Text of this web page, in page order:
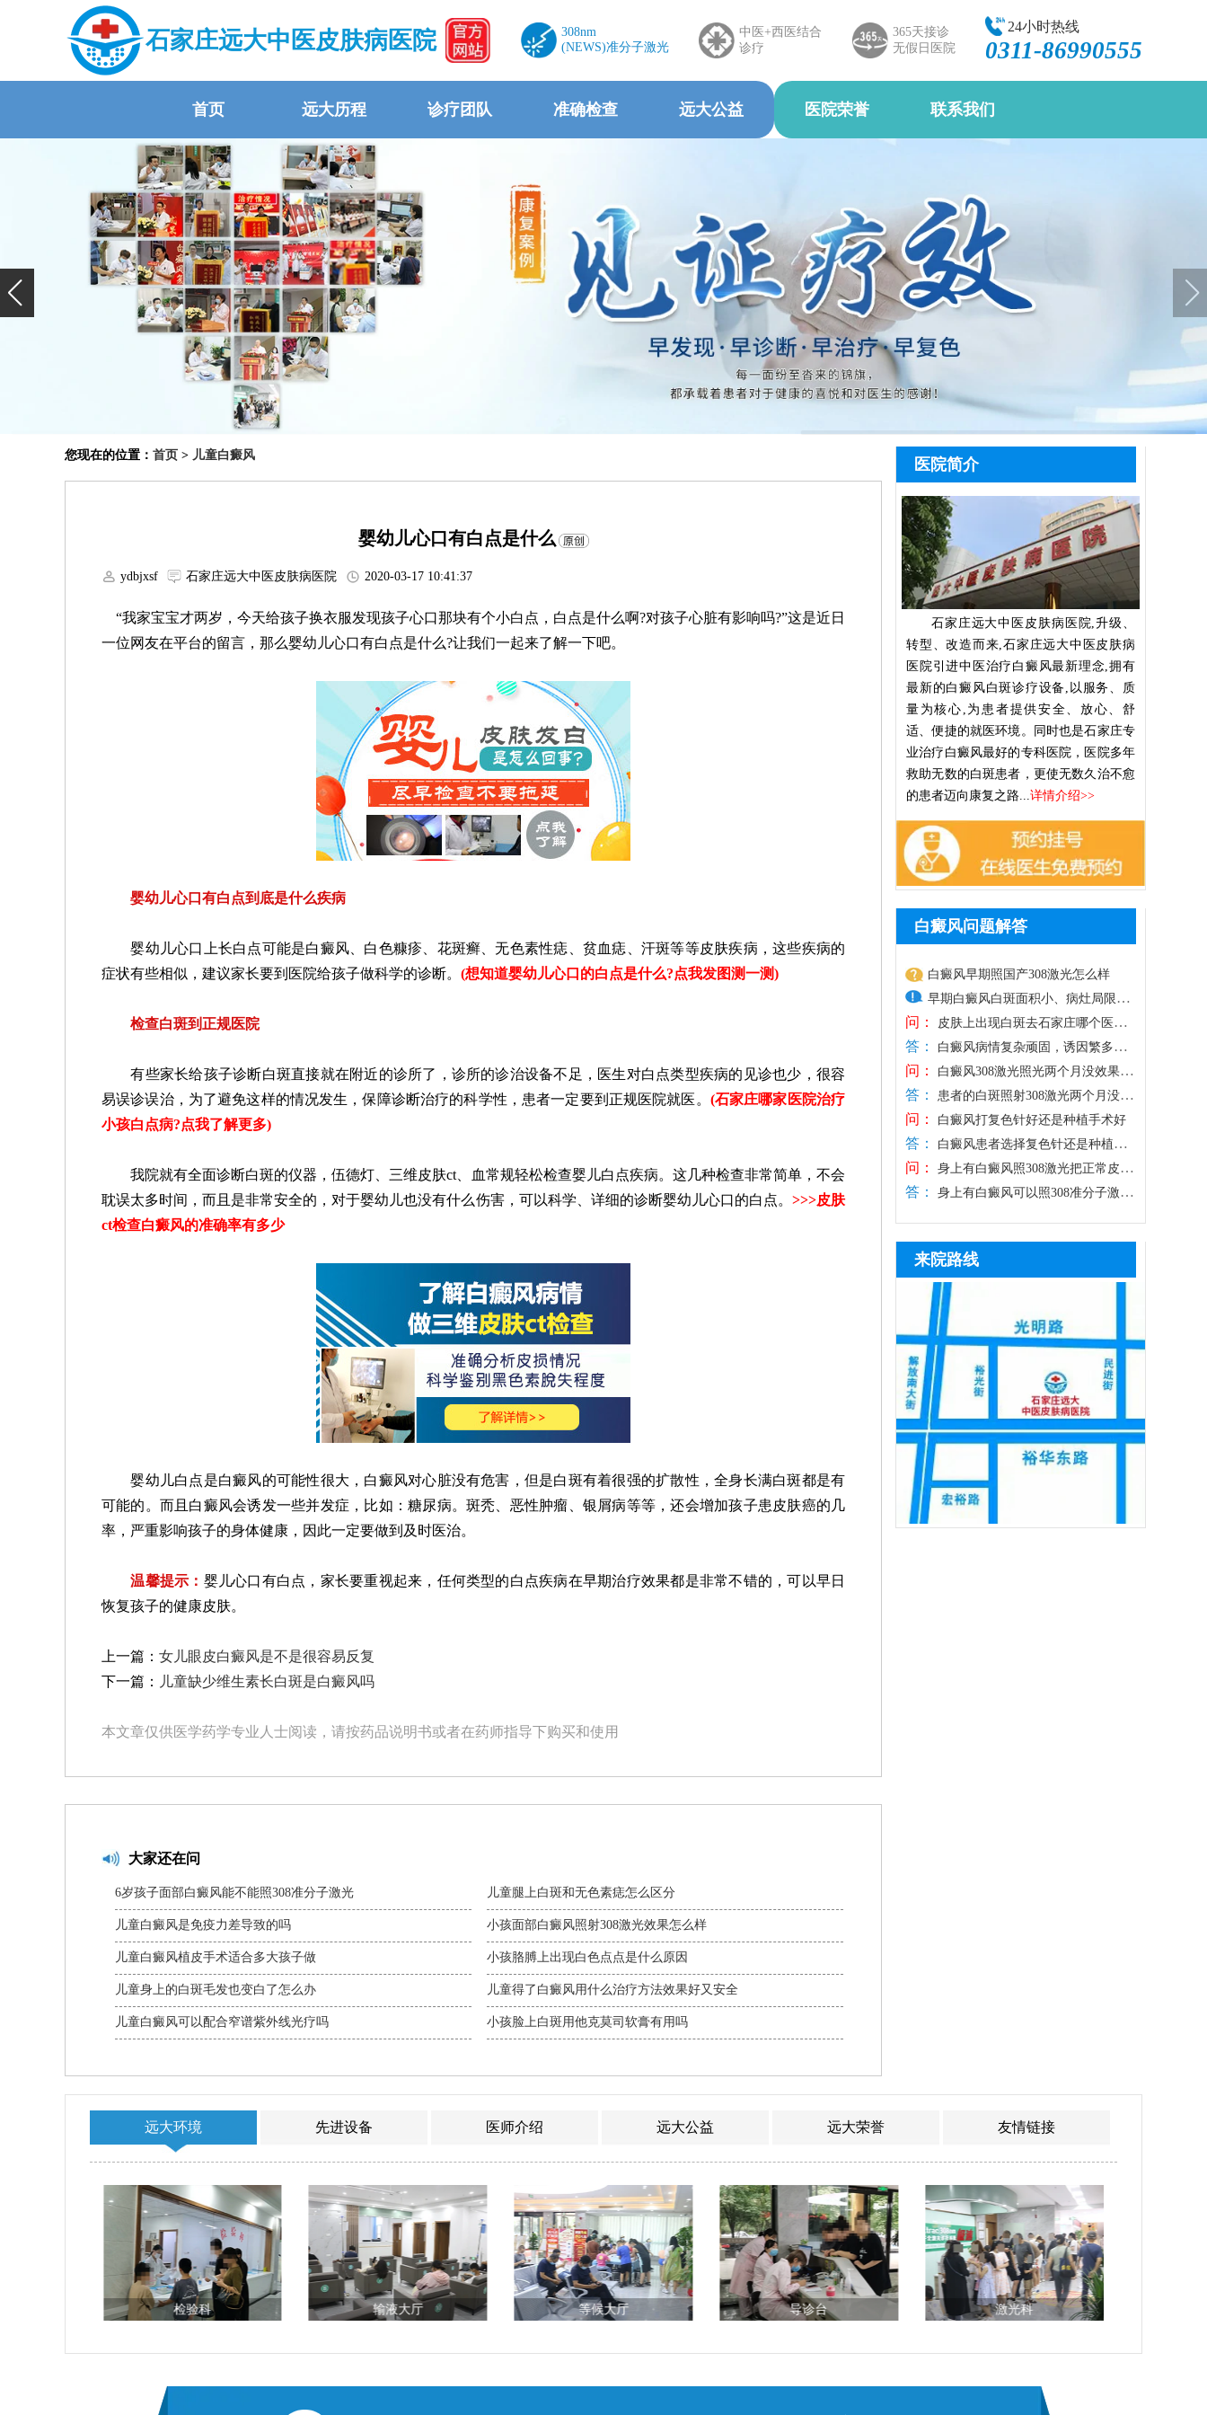
石家庄远大中医皮肤病医院
308nm
(NEWS)准分子激光
中医+西医结合
诊疗
365天接诊
无假日医院
24小时热线
0311-86990555
首页 远大历程 诊疗团队 准确检查 远大公益 医院荣誉 联系我们
您现在的位置： 首页 > 儿童白癜风
婴幼儿心口有白点是什么
ydbjxsf 石家庄远大中医皮肤病医院 2020-03-17 10:41:37
“我家宝宝才两岁，今天给孩子换衣服发现孩子心口那块有个小白点，白点是什么啊?对孩子心脏有影响吗?”这是近日
一位网友在平台的留言，那么婴幼儿心口有白点是什么?让我们一起来了解一下吧。
婴幼儿心口有白点到底是什么疾病
婴幼儿心口上长白点可能是白癜风、白色糠疹、花斑癣、无色素性痣、贫血痣、汗斑等等皮肤疾病，这些疾病的
症状有些相似，建议家长要到医院给孩子做科学的诊断。 (想知道婴幼儿心口的白点是什么?点我发图测一测)
检查白斑到正规医院
有些家长给孩子诊断白斑直接就在附近的诊所了，诊所的诊治设备不足，医生对白点类型疾病的见诊也少，很容
易误诊误治，为了避免这样的情况发生，保障诊断治疗的科学性，患者一定要到正规医院就医。 (石家庄哪家医院治疗
小孩白点病?点我了解更多)
我院就有全面诊断白斑的仪器，伍德灯、三维皮肤ct、血常规轻松检查婴儿白点疾病。这几种检查非常简单，不会
耽误太多时间，而且是非常安全的，对于婴幼儿也没有什么伤害，可以科学、详细的诊断婴幼儿心口的白点。 >>>皮肤
ct检查白癜风的准确率有多少
婴幼儿白点是白癜风的可能性很大，白癜风对心脏没有危害，但是白斑有着很强的扩散性，全身长满白斑都是有
可能的。而且白癜风会诱发一些并发症，比如：糖尿病。斑秃、恶性肿瘤、银屑病等等，还会增加孩子患皮肤癌的几
率，严重影响孩子的身体健康，因此一定要做到及时医治。
温馨提示： 婴儿心口有白点，家长要重视起来，任何类型的白点疾病在早期治疗效果都是非常不错的，可以早日
恢复孩子的健康皮肤。
上一篇： 女儿眼皮白癜风是不是很容易反复
下一篇： 儿童缺少维生素长白斑是白癜风吗
本文章仅供医学药学专业人士阅读，请按药品说明书或者在药师指导下购买和使用
大家还在问
6岁孩子面部白癜风能不能照308准分子激光
儿童白癜风是免疫力差导致的吗
儿童白癜风植皮手术适合多大孩子做
儿童身上的白斑毛发也变白了怎么办
儿童白癜风可以配合窄谱紫外线光疗吗
儿童腿上白斑和无色素痣怎么区分
小孩面部白癜风照射308激光效果怎么样
小孩胳膊上出现白色点点是什么原因
儿童得了白癜风用什么治疗方法效果好又安全
小孩脸上白斑用他克莫司软膏有用吗
医院简介
石家庄远大中医皮肤病医院,升级、
转型、改造而来,石家庄远大中医皮肤病
医院引进中医治疗白癜风最新理念,拥有
最新的白癜风白斑诊疗设备,以服务、质
量为核心,为患者提供安全、放心、舒
适、便捷的就医环境。同时也是石家庄专
业治疗白癜风最好的专科医院，医院多年
救助无数的白斑患者，更使无数久治不愈
的患者迈向康复之路... 详情介绍>>
白癜风问题解答
白癜风早期照国产308激光怎么样
早期白癜风白斑面积小、病灶局限，
皮肤损伤较轻，光疗是优选治疗方
式，国产308激光照射光斑面积通常偏
大，更适合大面积白斑治疗，相较之
下，进口308激光靶向性强、光源稳
定，可直接作用于患处，不损伤周边
健康肌肤，兼具安全性与高效性，能
快速激活黑色素细胞，更适配早期白
癜风的治疗需求。患者进行308激光治
量，坚持
问：
治好
答：
若是随意前往小诊所、普通门诊医治，极
易因误诊误治、千人一方的方法造成白斑
扩散，白白浪费时间与医药费，确诊白斑
一定要选择正规医院诊治。石家庄远大深
耕白癜风诊疗多年，专注白癜风专项治
疗，坚持先查后治原则，依托伍德灯、三
素脱失程度、白斑分期与发病诱因，再结
合患
问：
怎么办
答：
果跟多种因素有关，如：照射剂量、日常
护理、治疗依从性等，需结合患者的情况
具体分析。此外，白癜风属于慢性顽固性
皮肤病，短期治疗难以根治，部分患者间
患者可及时复诊，在医生指导下调整激光
剂量，同时联合中医定向治疗、药物渗透
等辅助方式，深层修复皮损、提升治疗效
问： 白癜风打复色针好还是种植手术好
答：
术，需结合自身病情、病程及皮肤状态综
合判断，复色针通过给药刺激黑色素细胞
黑色素种植手术为手术类治疗手段，仅适
合病情稳定期患者，要求白斑半年以上无
扩散、无新发皮损，该方法通过提取自身
健康黑色素细胞移植至白斑部位，复色速
度快、色素均匀度高，无论选择哪种方式
问：
照黑还能恢复吗
答：
着时间推移，做好护理措施，基本可逐步
恢复正常肤色。患者照光治白癜风还需确
定合适的频率，持之以恒，累积疗效，助
力病情稳步好转。照光期间需要定期复
查，评估疗效，分析病情变化特征，适当
的对治疗方案进行调整，使治疗持续贴合
病情，循序渐进消灭白斑。
来院路线
远大环境 先进设备 医师介绍 远大公益 远大荣誉 友情链接
检验科 输液大厅 等候大厅 导诊台 激光科